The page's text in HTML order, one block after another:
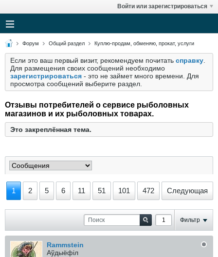
Войти или зарегистрироваться
Форум Общий раздел Куплю-продам, обменяю, прокат, услуги
Если это ваш первый визит, рекомендуем почитать справку
Для размещения своих сообщений необходимо
зарегистрироваться - это не займет много времени. Для
просмотра сообщений выберите раздел.
Отзывы потребителей о сервисе рыболовных
магазинов и их рыболовных товарах.
Это закреплённая тема.
1 2 5 6 11 51 101 472 Следующая
Фильтр
Rammstein
Аўдыёфіл